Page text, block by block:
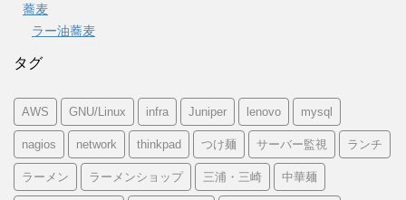
蕎麦
ラー油蕎麦
タグ
AWS GNU/Linux infra Juniper lenovo mysql
nagios network thinkpad つけ麺 サーバー監視 ランチ
ラーメン ラーメンショップ 三浦・三崎 中華麺